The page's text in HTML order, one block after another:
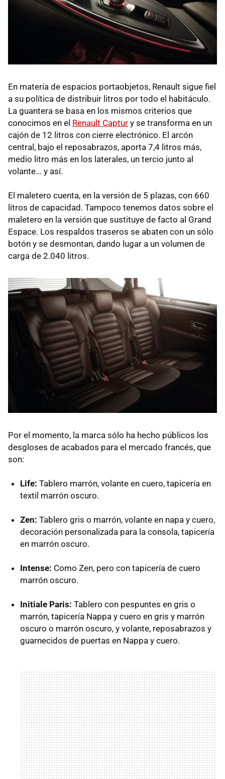
En materia de espacios portaobjetos, Renault sigue fiel
a su política de distribuir litros por todo el habitáculo.
La guantera se basa en los mismos criterios que
conocimos en el Renault Captur y se transforma en un
cajón de 12 litros con cierre electrónico. El arcón
central, bajo el reposabrazos, aporta 7,4 litros más,
medio litro más en los laterales, un tercio junto al
volante... y así.
El maletero cuenta, en la versión de 5 plazas, con 660
litros de capacidad. Tampoco tenemos datos sobre el
maletero en la versión que sustituye de facto al Grand
Espace. Los respaldos traseros se abaten con un sólo
botón y se desmontan, dando lugar a un volumen de
carga de 2.040 litros.
Por el momento, la marca sólo ha hecho públicos los
desgloses de acabados para el mercado francés, que
son:
Life: Tablero marrón, volante en cuero, tapicería en
textil marrón oscuro.
Zen: Tablero gris o marrón, volante en napa y cuero,
decoración personalizada para la consola, tapicería
en marrón oscuro.
Intense: Como Zen, pero con tapicería de cuero
marrón oscuro.
Initiale Paris: Tablero con pespuntes en gris o
marrón, tapicería Nappa y cuero en gris y marrón
oscuro o marrón oscuro, y volante, reposabrazos y
guarnecidos de puertas en Nappa y cuero.